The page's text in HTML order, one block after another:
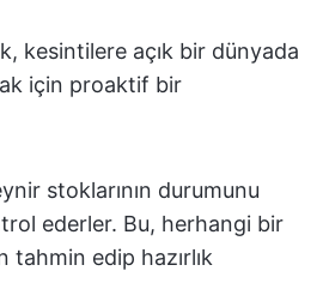
kesintilere açık bir dünyada
için proaktif bir
stoklarının durumunu
ederler. Bu, herhangi bir
tahmin edip hazırlık